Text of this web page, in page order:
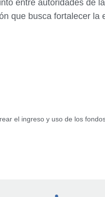
entre autoridades de
que busca fortalecer la
el ingreso y uso de los